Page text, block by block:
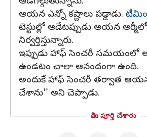
ఆయన ఎన్నో కష్టాలు పడ్డాడు.
టెస్టుల్లో ఆడేటప్పుడు ఆయన
నిర్వర్తిస్తున్నారు.
ఇప్పుడు హాఫ్ సెంచరీ సమయంలో
ఉండటం చాలా ఆనందంగా ఉంది.
అందుకే హాఫ్ సెంచరీ తర్వాత
చేశాను'' అని చెప్పాడు.
మీరు పూర్తి చేశారు